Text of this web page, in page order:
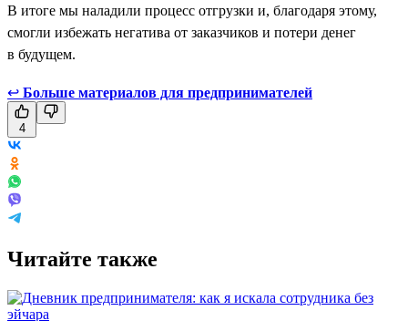
В итоге мы наладили процесс отгрузки и, благодаря этому,
смогли избежать негатива от заказчиков и потери денег
в будущем.
↩ Больше материалов для предпринимателей
4
Читайте также